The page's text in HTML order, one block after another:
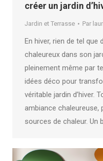
créer un jardin
Jardin et Terrasse Par
En hiver, rien de tel
chaleureux dans son
pleinement même par
idées déco pour
véritable jardin d’hiver.
ambiance chaleureuse,
sources de chaleur. Un